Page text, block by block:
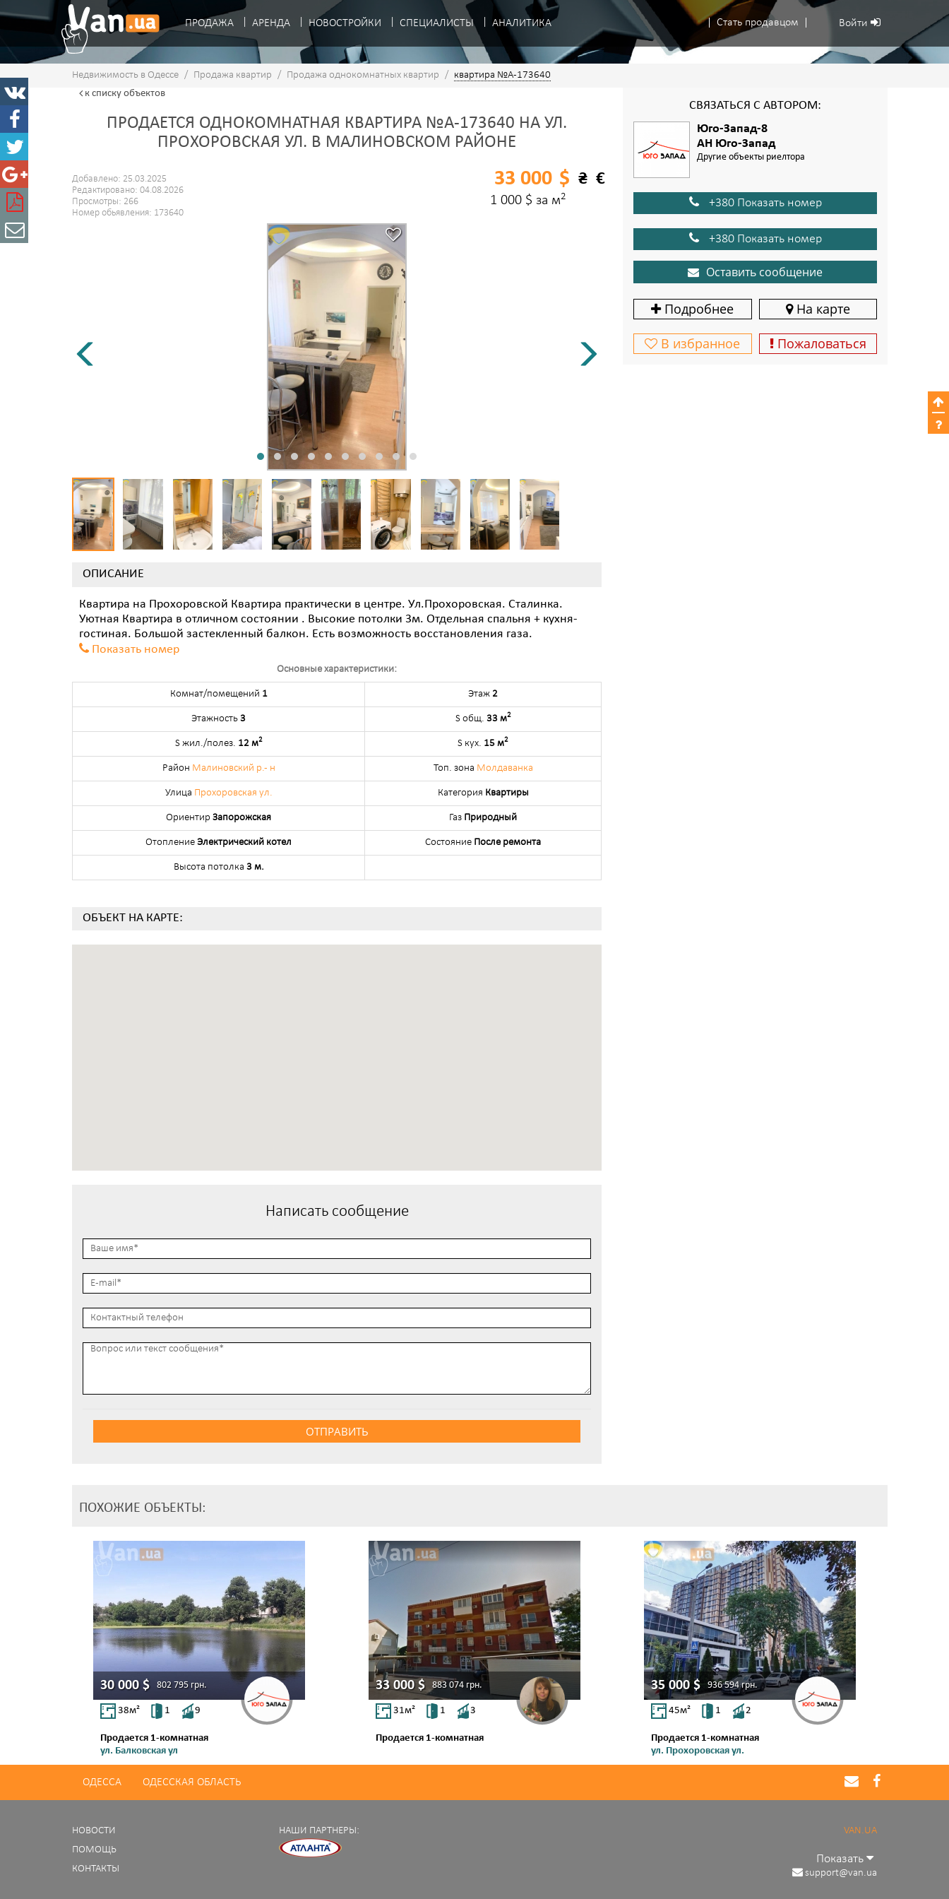
Стать продавцом Войти
ПРОДАЖА АРЕНДА НОВОСТРОЙКИ СПЕЦИАЛИСТЫ АНАЛИТИКА
Недвижимость в Одессе / Продажа квартир / Продажа однокомнатных квартир / квартира №A-173640
к спискуобъектов
ПРОДАЕТСЯ ОДНОКОМНАТНАЯ КВАРТИРА №A-173640 НА УЛ.
ПРОХОРОВСКАЯ УЛ. В МАЛИНОВСКОМ РАЙОНЕ
Добавлено: 25.03.2025
Редактировано: 04.08.2026
Просмотры: 266
Номер обьявления: 173640
$ ₴ €
33 000
1 000 $ за м2
ОПИСАНИЕ
Квартира на Прохоровской Квартира практически в центре. Ул.Прохоровская. Сталинка.
Уютная Квартира в отличном состоянии . Высокие потолки 3м. Отдельная спальня + кухня-
гостиная. Большой застекленный балкон. Есть возможность восстановления газа.
Показать номер
Основные характеристики:
Комнат/помещений 1 Этаж 2
Этажность 3 S общ. 33 м2
S жил./полез. 12 м2 S кух. 15 м2
Район Малиновский р.- н Топ. зона Молдаванка
Улица Прохоровская ул. Категория Квартиры
Ориентир Запорожская Газ Природный
Отопление Электрический котел Состояние После ремонта
Высота потолка 3 м.
ОБЪЕКТ НА КАРТЕ:
Написать сообщение
ОТПРАВИТЬ
СВЯЗАТЬСЯ С АВТОРОМ:
Юго-Запад-8
АН Юго-Запад
Другие объекты риелтора
+380 Показать номер
+380 Показать номер
Оставить сообщение
Подробнее На карте
В избранное Пожаловаться
ПОХОЖИЕ ОБЪЕКТЫ:
30 000$ 802 795 грн.
38м² 1 9
Продается 1-комнатная
ул. Балковская ул
33 000$ 883 074 грн.
31м² 1 3
Продается 1-комнатная
35 000$ 936 594грн.
45м² 1 2
Продается 1-комнатная
ул. Прохоровская ул.
ОДЕССА ОДЕССКАЯ ОБЛАСТЬ
НОВОСТИ
ПОМОЩЬ
КОНТАКТЫ
НАШИ ПАРТНЕРЫ: VAN.UA
Показать
support@van.ua